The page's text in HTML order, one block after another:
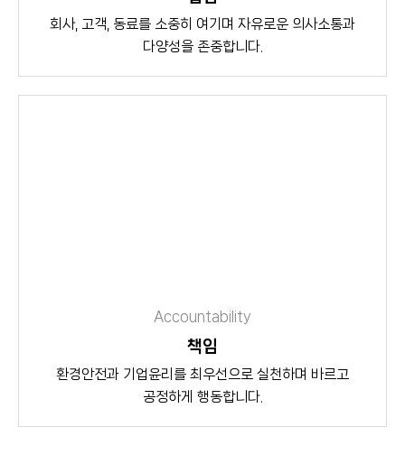
회사, 고객, 동료를 소중히 여기며 자유로운 의사소통과
다양성을 존중합니다.
Accountability
책임
환경안전과 기업윤리를 최우선으로 실천하며 바르고
공정하게 행동합니다.